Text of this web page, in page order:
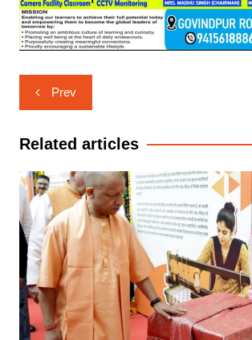
Post
navigation
Prev
Related articles